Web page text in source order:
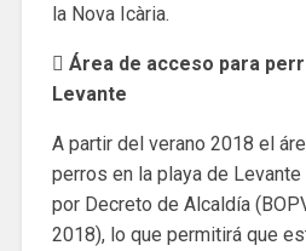
la Nova Icària.
 Área de acceso para
Levante
A partir del verano 2018 el
perros en la playa de
por Decreto de Alcaldía
2018), lo que permitirá que